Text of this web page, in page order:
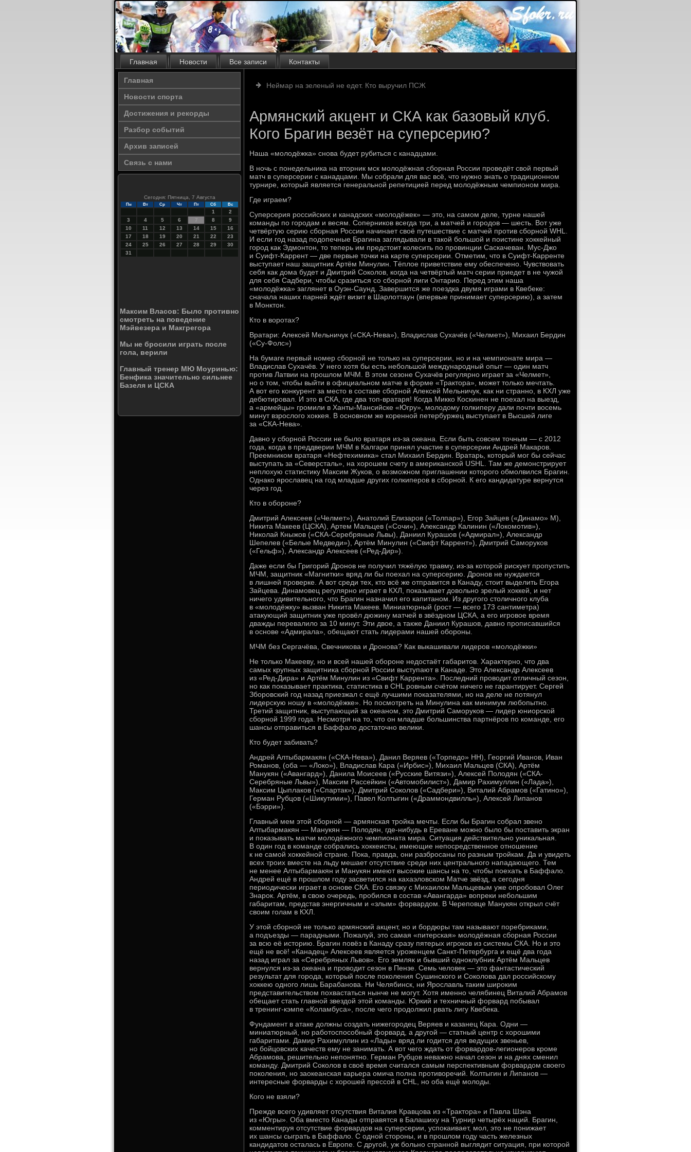
Главная Новости Все записи Контакты
Главная
Новости спорта
Достижения и рекорды
Разбор событий
Архив записей
Связь с нами
Сегодня: Пятница, 7 Августа
Пн Вт Ср Чт Пт Сб Вс
1
2
3
4 5 6 7 8
9
10
11 12 13 14 15
16
17
18 19 20 21 22
23
24
25 26 27 28 29
30
31
Максим Власов: Было противно
смотреть на поведение
Мэйвезера и Макгрегора
Мы не бросили играть после
гола, верили
Главный тренер МЮ Моуринью:
Бенфика значительно сильнее
Базеля и ЦСКА
Неймар на зеленый не едет. Кто выручил ПСЖ
Армянский акцент и СКА как базовый клуб.
Кого Брагин везёт на суперсерию?
Наша «молодёжка» снова будет рубиться с канадцами.
В ночь с понедельника на вторник мск молодёжная сборная России проведёт свой первый
матч в суперсерии с канадцами. Мы собрали для вас всё, что нужно знать о традиционном
турнире, который является генеральной репетицией перед молодёжным чемпионом мира.
Где играем?
Суперсерия российских и канадских «молодёжек» — это, на самом деле, турне нашей
команды по городам и весям. Соперников всегда три, а матчей и городов — шесть. Вот уже
четвёртую серию сборная России начинает своё путешествие с матчей против сборной WHL.
И если год назад подопечные Брагина заглядывали в такой большой и поистине хоккейный
город как Эдмонтон, то теперь им предстоит колесить по провинции Саскачеван. Мус-Джо
и Суифт-Каррент — две первые точки на карте суперсерии. Отметим, что в Суифт-Карренте
выступает наш защитник Артём Минулин. Тёплое приветствие ему обеспечено. Чувствовать
себя как дома будет и Дмитрий Соколов, когда на четвёртый матч серии приедет в не чужой
для себя Садбери, чтобы сразиться со сборной лиги Онтарио. Перед этим наша
«молодёжка» заглянет в Оуэн-Саунд. Завершится же поездка двумя играми в Квебеке:
сначала наших парней ждёт визит в Шарлоттаун (впервые принимает суперсерию), а затем
в Монктон.
Кто в воротах?
Вратари: Алексей Мельничук («СКА-Нева»), Владислав Сухачёв («Челмет»), Михаил Бердин
(«Су-Фолс»)
На бумаге первый номер сборной не только на суперсерии, но и на чемпионате мира —
Владислав Сухачёв. У него хотя бы есть небольшой международный опыт — один матч
против Латвии на прошлом МЧМ. В этом сезоне Сухачёв регулярно играет за «Челмет»,
но о том, чтобы выйти в официальном матче в форме «Трактора», может только мечтать.
А вот его конкурент за место в составе сборной Алексей Мельничук, как ни странно, в КХЛ уже
дебютировал. И это в СКА, где два топ-вратаря! Когда Микко Коскинен не поехал на выезд,
а «армейцы» громили в Ханты-Мансийске «Югру», молодому голкиперу дали почти восемь
минут взрослого хоккея. В основном же коренной петербуржец выступает в Высшей лиге
за «СКА-Нева».
Давно у сборной России не было вратаря из-за океана. Если быть совсем точным — с 2012
года, когда в преддверии МЧМ в Калгари принял участие в суперсерии Андрей Макаров.
Преемником вратаря «Нефтехимика» стал Михаил Бердин. Вратарь, который мог бы сейчас
выступать за «Северсталь», на хорошем счету в американской USHL. Там же демонстрирует
неплохую статистику Максим Жуков, о возможном приглашении которого обмолвился Брагин.
Однако ярославец на год младше других голкиперов в сборной. К его кандидатуре вернутся
через год.
Кто в обороне?
Дмитрий Алексеев («Челмет»), Анатолий Елизаров («Толпар»), Егор Зайцев («Динамо» М),
Никита Макеев (ЦСКА), Артем Мальцев («Сочи»), Александр Калинин («Локомотив»),
Николай Кныжов («СКА-Серебряные Львы), Даниил Курашов («Адмирал»), Александр
Шепелев («Белые Медведи»), Артём Минулин («Свифт Каррент»), Дмитрий Саморуков
(«Гельф»), Александр Алексеев («Ред-Дир»).
Даже если бы Григорий Дронов не получил тяжёлую травму, из-за которой рискует пропустить
МЧМ, защитник «Магнитки» вряд ли бы поехал на суперсерию. Дронов не нуждается
в лишней проверке. А вот среди тех, кто всё же отправится в Канаду, стоит выделить Егора
Зайцева. Динамовец регулярно играет в КХЛ, показывает довольно зрелый хоккей, и нет
ничего удивительного, что Брагин назначил его капитаном. Из другого столичного клуба
в «молодёжку» вызван Никита Макеев. Миниатюрный (рост — всего 173 сантиметра)
атакующий защитник уже провёл дюжину матчей в звёздном ЦСКА, а его игровое время
дважды перевалило за 10 минут. Эти двое, а также Даниил Курашов, давно прописавшийся
в основе «Адмирала», обещают стать лидерами нашей обороны.
МЧМ без Сергачёва, Свечникова и Дронова? Как выкашивали лидеров «молодёжки»
Не только Макееву, но и всей нашей обороне недостаёт габаритов. Характерно, что два
самых крупных защитника сборной России выступают в Канаде. Это Александр Алексеев
из «Ред-Дира» и Артём Минулин из «Свифт Каррента». Последний проводит отличный сезон,
но как показывает практика, статистика в CHL ровным счётом ничего не гарантирует. Сергей
Зборовский год назад приезжал с ещё лучшими показателями, но на деле не потянул
лидерскую ношу в «молодёжке». Но посмотреть на Минулина как минимум любопытно.
Третий защитник, выступающий за океаном, это Дмитрий Саморуков — лидер юниорской
сборной 1999 года. Несмотря на то, что он младше большинства партнёров по команде, его
шансы отправиться в Баффало достаточно велики.
Кто будет забивать?
Андрей Алтыбармакян («СКА-Нева»), Данил Веряев («Торпедо» НН), Георгий Иванов, Иван
Романов, (оба — «Локо»), Владислав Кара («Ирбис»), Михаил Мальцев (СКА), Артём
Манукян («Авангард»), Данила Моисеев («Русские Витязи»), Алексей Полодян («СКА-
Серебряные Львы»), Максим Рассейкин («Автомобилист»), Дамир Рахимуллин («Лада»),
Максим Цыплаков («Спартак»), Дмитрий Соколов («Садбери»), Виталий Абрамов («Гатино»),
Герман Рубцов («Шикутими»), Павел Колтыгин («Драммондвилль»), Алексей Липанов
(«Бэрри»).
Главный мем этой сборной — армянская тройка мечты. Если бы Брагин собрал звено
Алтыбармакян — Манукян — Полодян, где-нибудь в Ереване можно было бы поставить экран
и показывать матчи молодёжного чемпионата мира. Ситуация действительно уникальная.
В один год в команде собрались хоккеисты, имеющие непосредственное отношение
к не самой хоккейной стране. Пока, правда, они разбросаны по разным тройкам. Да и увидеть
всех троих вместе на льду мешает отсутствие среди них центрального нападающего. Тем
не менее Алтыбармакян и Манукян имеют высокие шансы на то, чтобы поехать в Баффало.
Андрей ещё в прошлом году засветился на кахаэловском Матче звёзд, а сегодня
периодически играет в основе СКА. Его связку с Михаилом Мальцевым уже опробовал Олег
Знарок. Артём, в свою очередь, пробился в состав «Авангарда» вопреки небольшим
габаритам, представ энергичным и «злым» форвардом. В Череповце Манукян открыл счёт
своим голам в КХЛ.
У этой сборной не только армянский акцент, но и бордюры там называют поребриками,
а подъезды — парадными. Пожалуй, это самая «питерская» молодёжная сборная России
за всю её историю. Брагин повёз в Канаду сразу пятерых игроков из системы СКА. Но и это
ещё не всё! «Канадец» Алексеев является уроженцем Санкт-Петербурга и ещё два года
назад играл за «Серебряных Львов». Его земляк и бывший одноклубник Артём Мальцев
вернулся из-за океана и проводит сезон в Пензе. Семь человек — это фантастический
результат для города, который после поколения Сушинского и Соколова дал российскому
хоккею одного лишь Барабанова. Ни Челябинск, ни Ярославль таким широким
представительством похвастаться нынче не могут. Хотя именно челябинец Виталий Абрамов
обещает стать главной звездой этой команды. Юркий и техничный форвард побывал
в тренинг-кэмпе «Коламбуса», после чего продолжил рвать лигу Квебека.
Фундамент в атаке должны создать нижегородец Веряев и казанец Кара. Одни —
миниатюрный, но работоспособный форвард, а другой — статный центр с хорошими
габаритами. Дамир Рахимуллин из «Лады» вряд ли годится для ведущих звеньев,
но бойцовских качеств ему не занимать. А вот чего ждать от форвардов-легионеров кроме
Абрамова, решительно непонятно. Герман Рубцов неважно начал сезон и на днях сменил
команду. Дмитрий Соколов в своё время считался самым перспективным форвардом своего
поколения, но заокеанская карьера омича полна противоречий. Колтыгин и Липанов —
интересные форварды с хорошей прессой в CHL, но оба ещё молоды.
Кого не взяли?
Прежде всего удивляет отсутствия Виталия Кравцова из «Трактора» и Павла Шэна
из «Югры». Оба вместо Канады отправятся в Балашиху на Турнир четырёх наций. Брагин,
комментируя отсутствие форвардов на суперсерии, успокаивает, мол, это не понижает
их шансы сыграть в Баффало. С одной стороны, и в прошлом году часть железных
кандидатов осталась в Европе. С другой, уж больно странной выглядит ситуация, при которой